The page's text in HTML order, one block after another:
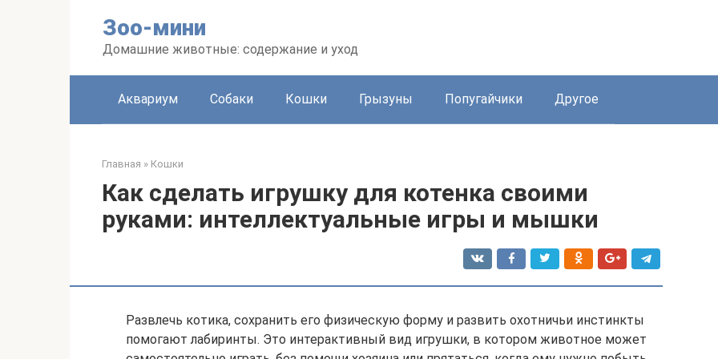
Зоо-мини
Домашние животные: содержание и уход
Аквариум Собаки Кошки Грызуны Попугайчики Другое
Главная » Кошки
Как сделать игрушку для котенка своими
руками: интеллектуальные игры и мышки
Развлечь котика, сохранить его физическую форму и развить охотничьи инстинкты
помогают лабиринты. Это интерактивный вид игрушки, в котором животное может